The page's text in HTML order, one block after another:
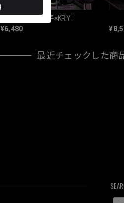
¥6,480
「都子×KRY」
最近チェックした商